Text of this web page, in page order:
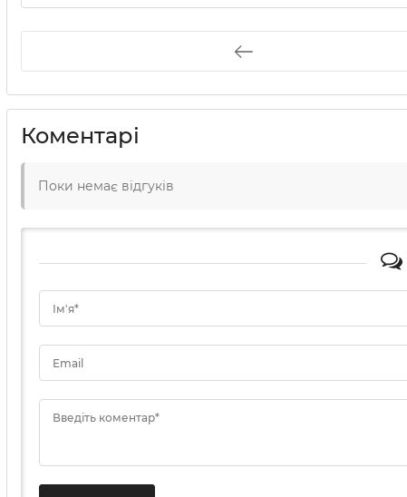
Коментарі
Поки немає відгуків
Ім'я*
Email
Введіть коментар*